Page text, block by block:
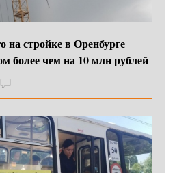
на стройке в Оренбурге
более чем на 10 млн рублей